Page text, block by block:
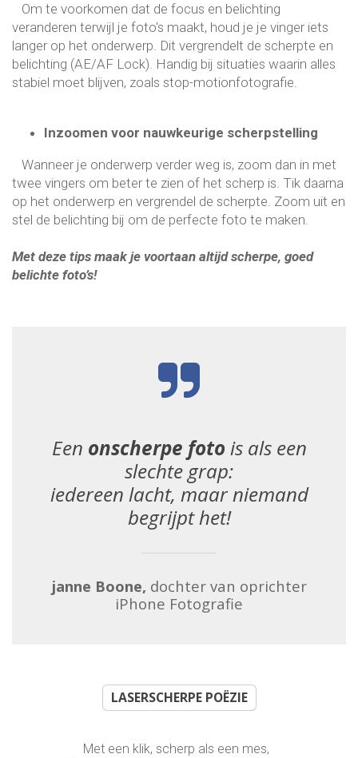
Om te voorkomen dat de focus en belichting
veranderen terwijl je foto's maakt, houd je je vinger iets
langer op het onderwerp. Dit vergrendelt de scherpte en
belichting (AE/AF Lock). Handig bij situaties waarin alles
stabiel moet blijven, zoals stop-motionfotografie.
Inzoomen voor nauwkeurige scherpstelling
Wanneer je onderwerp verder weg is, zoom dan in met
twee vingers om beter te zien of het scherp is. Tik daarna
op het onderwerp en vergrendel de scherpte. Zoom uit en
stel de belichting bij om de perfecte foto te maken.
Met deze tips maak je voortaan altijd scherpe, goed
belichte foto’s!
Een onscherpe foto is als een
slechte grap:
iedereen lacht, maar niemand
begrijpt het!
janne Boone, dochter van oprichter
iPhone Fotografie
LASERSCHERPE POËZIE
Met een klik, scherp als een mes,